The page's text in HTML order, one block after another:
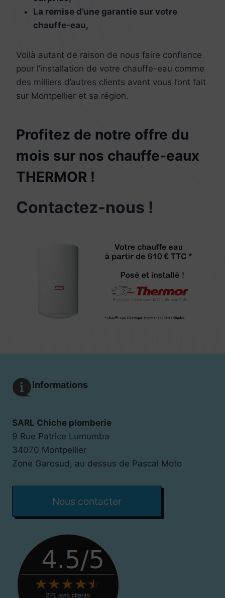
La remise d’une garantie sur votre
chauffe-eau,
Voilà autant de raison de nous faire confiance
pour l’installation de votre chauffe-eau comme
des milliers d’autres clients avant vous l’ont fait
sur Montpellier et sa région.
Profitez de notre offre du
mois sur nos chauffe-eaux
THERMOR !
Contactez-nous !
Informations
SARL Chiche plomberie
9 Rue Patrice Lumumba
34070 Montpellier
Zone Garosud, au dessus de Pascal Moto
Nous contacter